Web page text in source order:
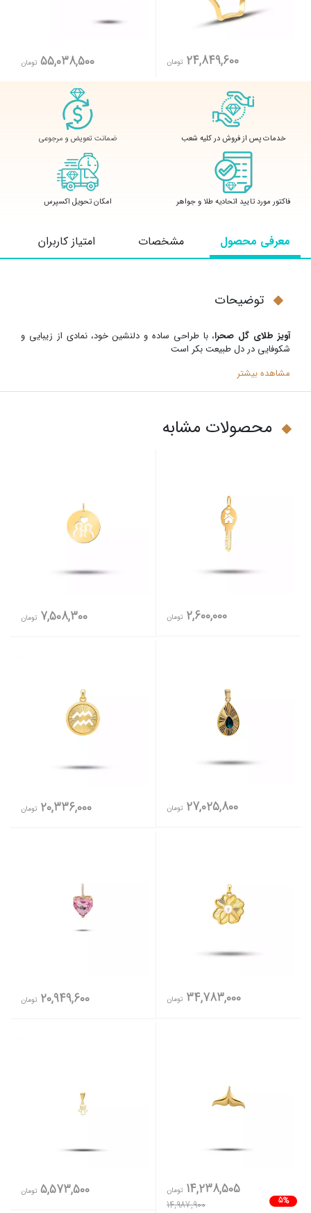
24,849,600 تومان 55,038,500 تومان
خدمات پس از فروش در کلیه شعب ضمانت تعویض و مرجوعی
فاکتور مورد تایید اتحادیه طلا و جواهر امکان تحویل اکسپرس
معرفی محصول مشخصات امتیاز کاربران
توضیحات
آویز طلای گل صحرا، با طراحی ساده و دلنشین خود، نمادی از زیبایی و
شکوفایی در دل طبیعت بکر است
مشاهده بیشتر
محصولات مشابه
2,600,000 تومان 7,508,300 تومان
27,025,800 تومان 20,336,000 تومان
34,783,000 تومان 20,949,600 تومان
5%
14,238,505 تومان
14,987,900
5,573,500 تومان